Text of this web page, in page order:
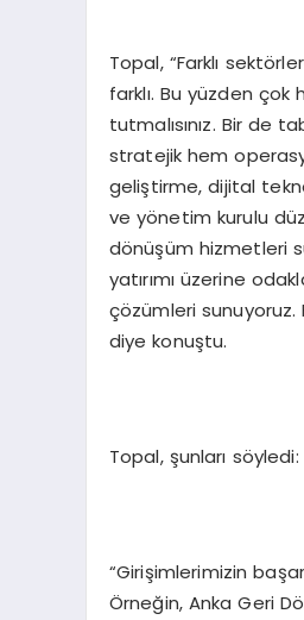
Topal, “Farklı
farklı. Bu yüzden
tutmalısınız. Bir de
stratejik hem
geliştirme, dijital
ve yönetim kurulu
dönüşüm hizmetleri
yatırımı üzerine
çözümleri
diye konuştu.
Topal, şunları söyledi:
“Girişimlerimizin
Örneğin, Anka Geri